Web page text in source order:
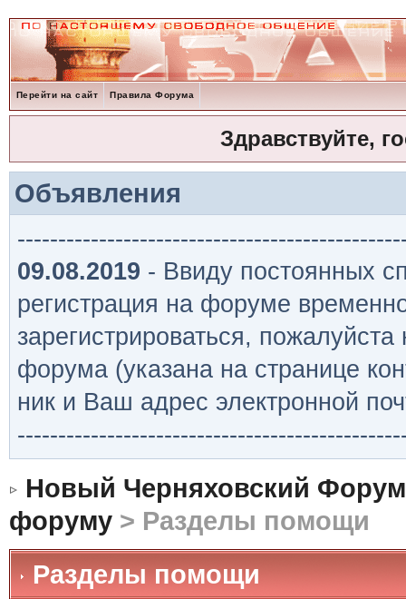
Перейти на сайт Правила Форума
Здравствуйте,
Объявления
09.08.2019 - Ввиду постоянных
регистрация на форуме
зарегистрироваться,
форума (указана на странице
ник и Ваш адрес электронной
Новый Черняховский Форум
форуму> Разделы помощи
Разделы помощи